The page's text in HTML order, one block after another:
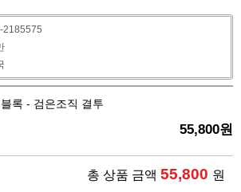
2185575
록 - 검은조직 결투
55,800원
총 상품 금액 55,800 원